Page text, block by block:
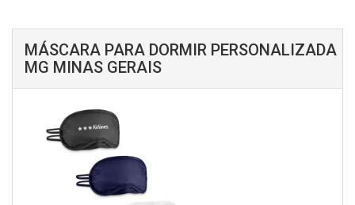
MÁSCARA PARA DORMIR PERSONALIZADA
MG MINAS GERAIS